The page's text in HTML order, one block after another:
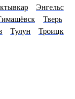
Энгельс
Тверь
Тулун Троицк